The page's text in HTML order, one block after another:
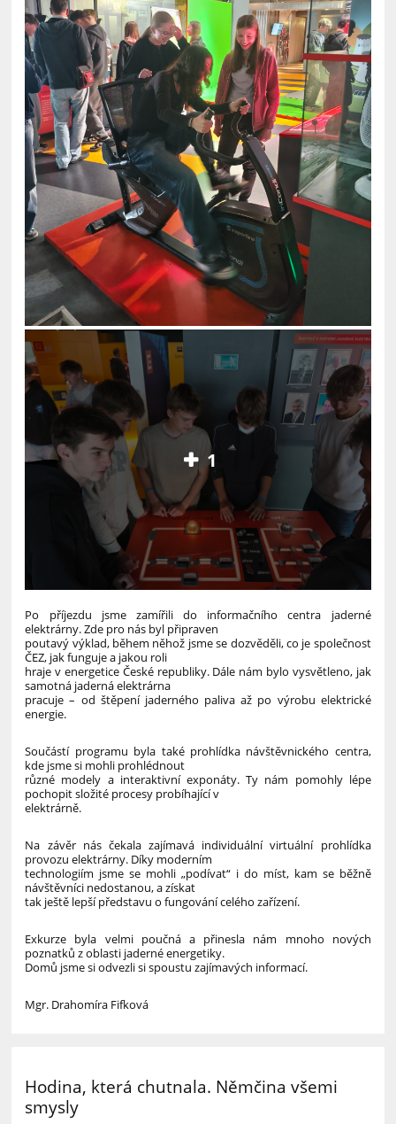
1
Po příjezdu jsme zamířili do informačního centra jaderné
elektrárny. Zde pro nás byl připraven
poutavý výklad, během něhož jsme se dozvěděli, co je společnost
ČEZ, jak funguje a jakou roli
hraje v energetice České republiky. Dále nám bylo vysvětleno, jak
samotná jaderná elektrárna
pracuje – od štěpení jaderného paliva až po výrobu elektrické
energie.
Součástí programu byla také prohlídka návštěvnického centra,
kde jsme si mohli prohlédnout
různé modely a interaktivní exponáty. Ty nám pomohly lépe
pochopit složité procesy probíhající v
elektrárně.
Na závěr nás čekala zajímavá individuální virtuální prohlídka
provozu elektrárny. Díky moderním
technologiím jsme se mohli „podívat“ i do míst, kam se běžně
návštěvníci nedostanou, a získat
tak ještě lepší představu o fungování celého zařízení.
Exkurze byla velmi poučná a přinesla nám mnoho nových
poznatků z oblasti jaderné energetiky.
Domů jsme si odvezli si spoustu zajímavých informací.
Mgr. Drahomíra Fifková
Hodina, která chutnala. Němčina všemi
smysly